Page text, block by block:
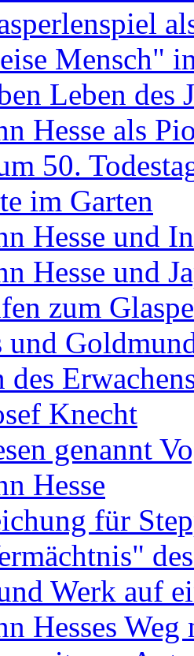
Mensch"
Leben des
Hesse als
50.
im Garten
Hesse und
Hesse und
zum
und
des
Knecht
genannt
Hesse
für
Werk auf
Hesses Weg